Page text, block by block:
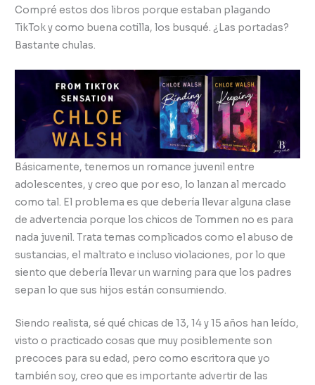
Compré estos dos libros porque estaban plagando
TikTok y como buena cotilla, los busqué. ¿Las portadas?
Bastante chulas.
Básicamente, tenemos un romance juvenil entre
adolescentes, y creo que por eso, lo lanzan al mercado
como tal. El problema es que debería llevar alguna clase
de advertencia porque los chicos de Tommen no es para
nada juvenil. Trata temas complicados como el abuso de
sustancias, el maltrato e incluso violaciones, por lo que
siento que debería llevar un warning para que los padres
sepan lo que sus hijos están consumiendo.
Siendo realista, sé qué chicas de 13, 14 y 15 años han leído,
visto o practicado cosas que muy posiblemente son
precoces para su edad, pero como escritora que yo
también soy, creo que es importante advertir de las